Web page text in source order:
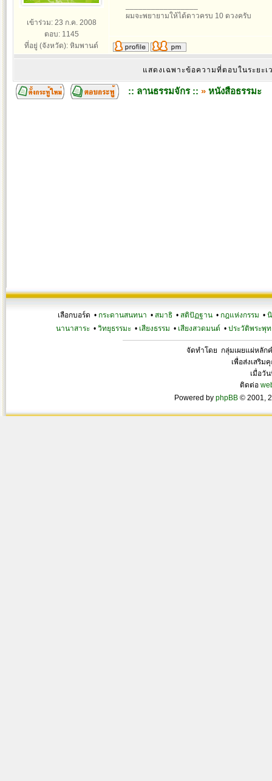
เข้าร่วม: 23 ก.ค. 2008
ตอบ: 1145
ที่อยู่ (จังหวัด): หิมพานต์
ผมจะพยายามให้ได้ดาวครบ 10 ดวงครับ
แสดงเฉพาะข้อความที่ตอบในระยะ
:: ลานธรรมจักร :: » หนังสือธรรมะ
เลือกบอร์ด • กระดานสนทนา • สมาธิ • สติปัฏฐาน • กฎแห่งกรรม •
นานาสาระ• วิทยุธรรมะ• เสียงธรรม • เสียงสวดมนต์ • ประวัติพระพุท
จัดทำโดย กลุ่มเผยแผ่หลัก
เพื่อส่งเสริม
เมื่อวั
ติดต่อ
Powered by phpBB © 2001,